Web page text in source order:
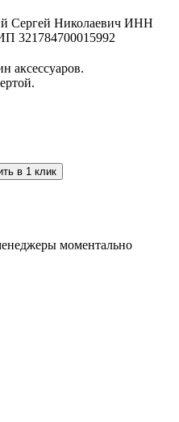
Сергей Николаевич ИНН
321784700015992
аксессуаров.
в 1 клик
моментально